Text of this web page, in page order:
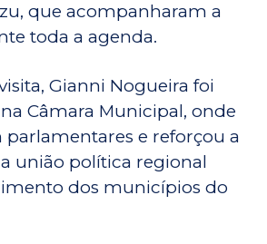
que acompanharam a
toda a agenda.
Gianni Nogueira foi
Câmara Municipal, onde
e reforçou a
união política regional
dos municípios do